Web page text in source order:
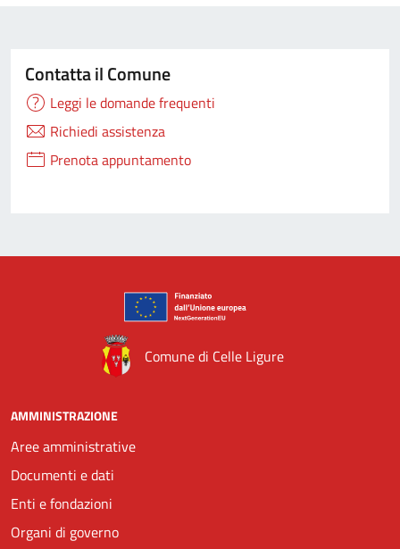
Contatta il Comune
Leggi le domande frequenti
Richiedi assistenza
Prenota appuntamento
Comune di Celle Ligure
AMMINISTRAZIONE
Aree amministrative
Documenti e dati
Enti e fondazioni
Organi di governo